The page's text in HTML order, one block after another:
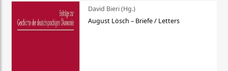
David Bieri (Hg.)
August Lösch – Briefe / Letters